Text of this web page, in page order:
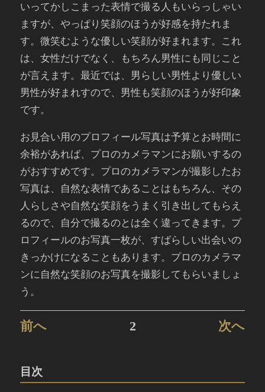
目次
いってかしこまった表情で撮る人もいらっしゃい
ますが、やっぱり笑顔のほうが好感を持たれま
す。微笑むような優しい笑顔が好まれます。これ
は、女性だけでなく、もちろん男性にも同じこと
が言えます。最近では、男らしい男性より優しい
男性が好まれすので、男性も笑顔のほうが好印象
です。
お見合い用のプロフィール写真は予算とお時間に
余裕があれば、プロのカメラマンにお願いするの
がおすすめです。プロのカメラマンが撮影したお
写真は、自然な表情であることはもちろん、その
人らしさや自然な笑顔をうまく引き出してもらえ
るので、自分で撮るのとは全く違ってきます。プ
ロフィールのお写真一枚が、すばらしい出会いの
きっかけになることもあります。プロのカメラマ
ンに自然な笑顔のお写真を撮影してもらいましょ
う。
前へ 2 次へ